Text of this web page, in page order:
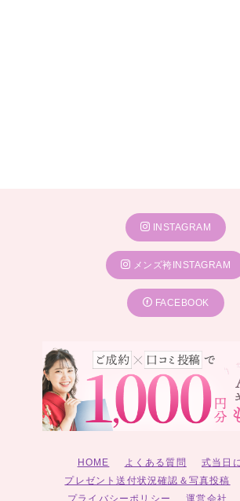
INSTAGRAM
メンズ袴INSTAGRAM
FACEBOOK
HOME よくある質問
式当日
プレゼント送付状況確認＆写真投稿
プライバシーポリシー
運営会社